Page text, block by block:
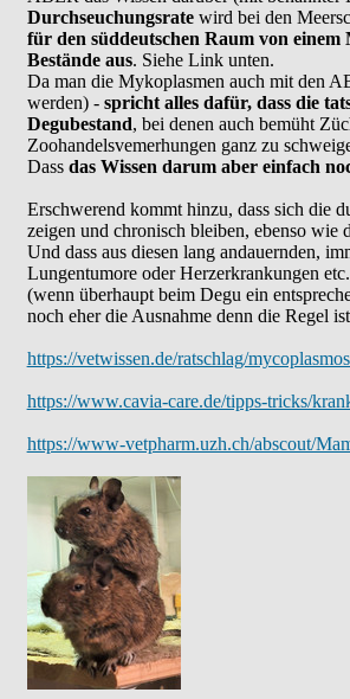
Durchseuchungsrate wird bei den
für den süddeutschen Raum von
Bestände aus. Siehe Link unten.
Da man die Mykoplasmen auch mit den
werden) -spricht alles dafür, dass die
Degubestand, bei denen auch bemüht
Zoohandelsvemerhungen ganz zu
Dass das Wissen darum aber einfach
Erschwerend kommt hinzu, dass sich die
zeigen und chronisch bleiben, ebenso wie
Und dass aus diesen lang andauernden,
Lungentumore oder Herzerkrankungen
(wenn überhaupt beim Degu ein
noch eher die Ausnahme denn die Regel
https://vetwissen.de/ratschlag/
https://www.cavia-care.de/tipps-tricks/
https://www-vetpharm.uzh.ch/abscout/